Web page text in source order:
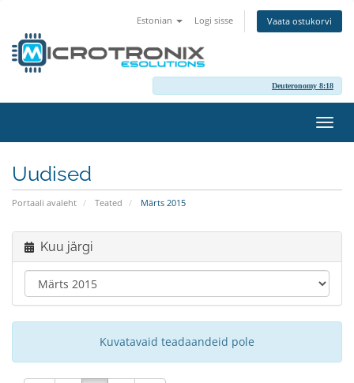
Estonian Logi sisse Vaata ostukorvi
Deuteronomy 8:18
Uudised
Portaali avaleht Teated Märts 2015
Kuu järgi
Kuvatavaid teadaandeid pole